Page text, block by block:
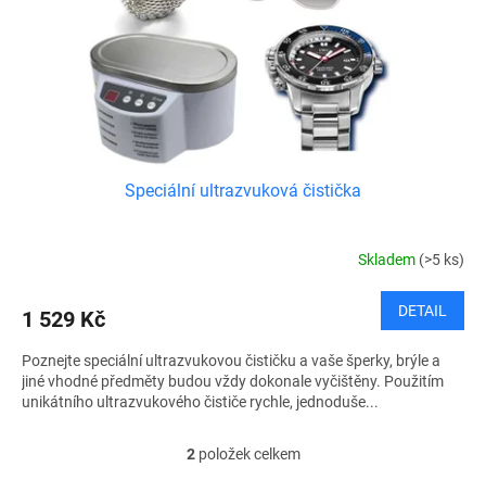
Speciální ultrazvuková čistička
Skladem (>5 ks)
1 529 Kč DETAIL
Poznejte speciální ultrazvukovou čističku a vaše šperky, brýle a
jiné vhodné předměty budou vždy dokonale vyčištěny. Použitím
unikátního ultrazvukového čističe rychle, jednoduše...
O
2položek celkem